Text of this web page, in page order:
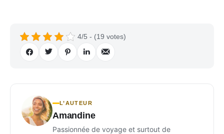
4/5 - (19 votes)
L’AUTEUR
Amandine
Passionnée de voyage et surtout de